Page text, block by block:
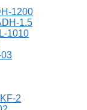
1200
1.5
1010
2